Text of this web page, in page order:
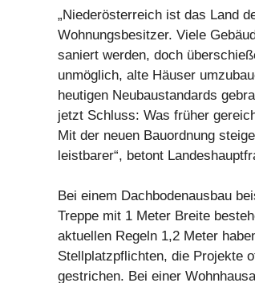
„Niederösterreich ist das Land
Wohnungsbesitzer. Viele
saniert werden, doch
unmöglich, alte Häuser
heutigen Neubaustandards
jetzt Schluss: Was früher
Mit der neuen Bauordnung
leistbarer“, betont
Bei einem Dachbodenausbau
Treppe mit 1 Meter Breite
aktuellen Regeln 1,2 Meter
Stellplatzpflichten, die Projekte
gestrichen. Bei einer